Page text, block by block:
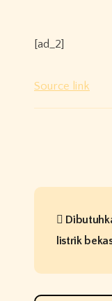
[ad_2]
Source link
P
t
listrik